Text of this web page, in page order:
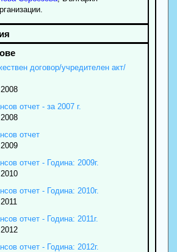
договор/учредителен акт/
отчет - за 2007 г.
отчет
отчет - Година: 2009г.
отчет - Година: 2010г.
отчет - Година: 2011г.
отчет - Година: 2012г.